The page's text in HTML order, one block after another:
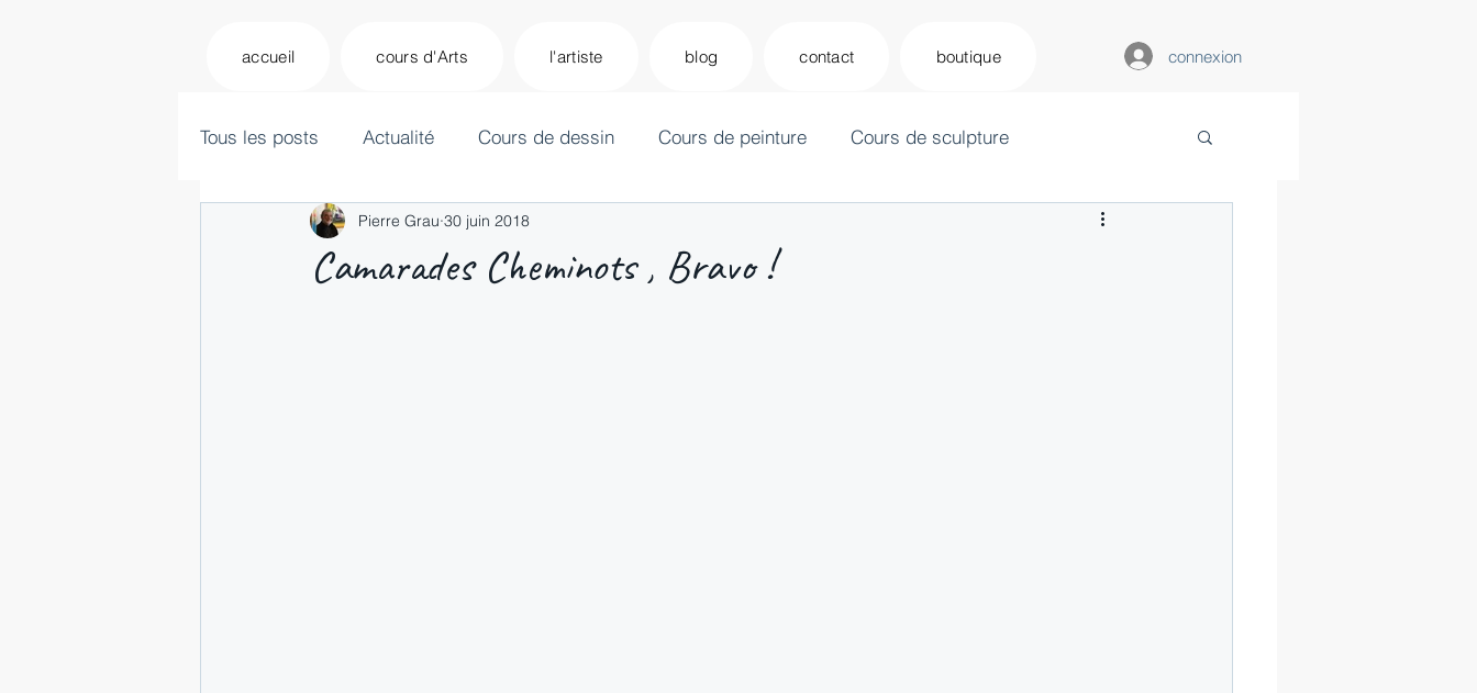
accueil cours d'Arts l'artiste blog contact boutique connexion
Tous les posts Actualité Cours de dessin Cours de peinture Cours de sculpture
Camarades Cheminots , Bravo !
Pierre Grau 30 juin 2018